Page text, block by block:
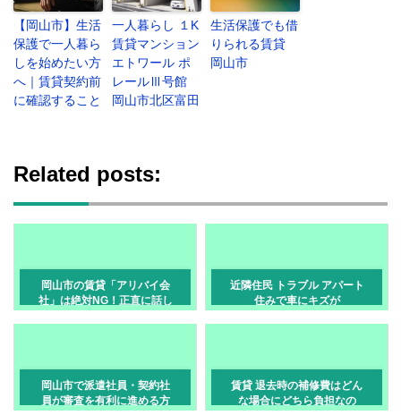
【岡山市】生活
保護で一人暮ら
しを始めたい方
へ｜賃貸契約前
に確認すること
一人暮らし １K
賃貸マンション
エトワール ポ
レールⅢ号館
岡山市北区富田
生活保護でも借
りられる賃貸
岡山市
Related posts:
岡山市の賃貸「アリバイ会
社」は絶対NG！正直に話し
近隣住民 トラブル アパート
住みで車にキズが
岡山市で派遣社員・契約社
員が審査を有利に進める方
賃貸 退去時の補修費はどん
な場合にどちら負担なの